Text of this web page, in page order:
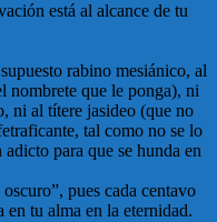
está al alcance de tu
rabino mesiánico, al
nombrete que le ponga), ni
ni al títere jasideo (que no
tal como no se lo
para que se hunda en
pues cada centavo
en tu alma en la eternidad.